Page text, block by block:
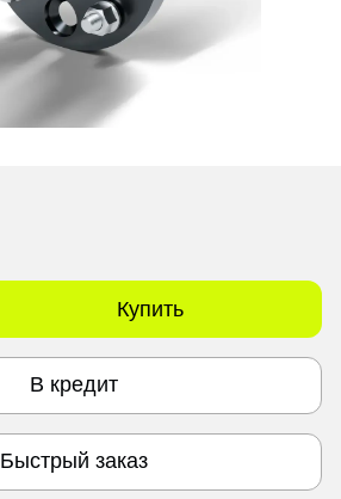
Купить
В кредит
Быстрый заказ